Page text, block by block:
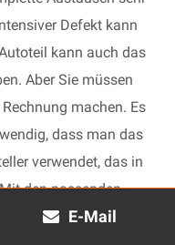
E-Mail
Defekt kann
kann auch das
Aber Sie müssen
machen. Es
dass man das
verwendet, das in
den passenden
Getriebe schnell